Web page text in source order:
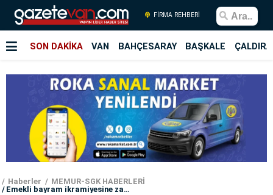
FİRMA REHBERİ
SON DAKİKA VAN BAHÇESARAY BAŞKALE
Haberler
MEMUR-SGK HABERLERİ
Emekli bayram ikramiyesine zam mı geliyor?